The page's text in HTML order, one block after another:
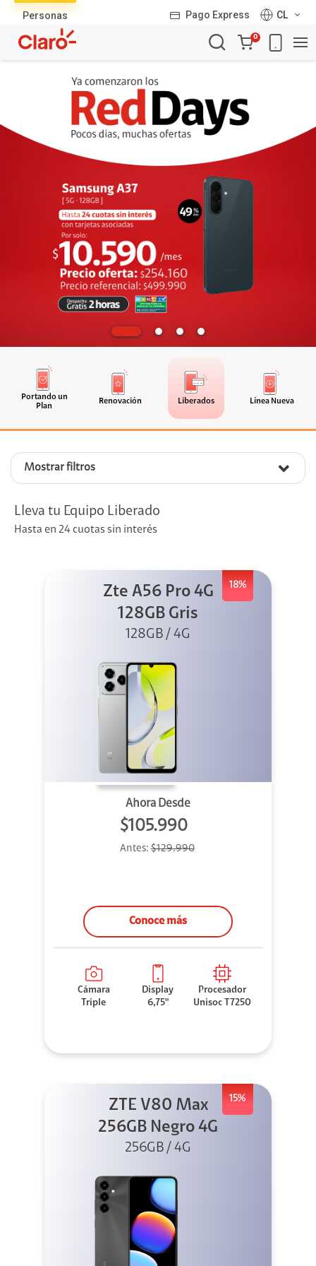
Personas Pago Express
CL
Carro
de
0
Portando un
Plan
Renovación Liberados Línea Nueva
Mostrar filtros
productos
Lleva tu Equipo Liberado
Hasta en 24 cuotas sin interés
18%
Zte A56 Pro 4G
128GB Gris
128GB / 4G
Ahora Desde
$105.990
Antes:$129.990
Conoce más
Cámara
Triple
Display
6,75"
Procesador
Unisoc T7250
15%
ZTE V80 Max
256GB Negro 4G
256GB / 4G